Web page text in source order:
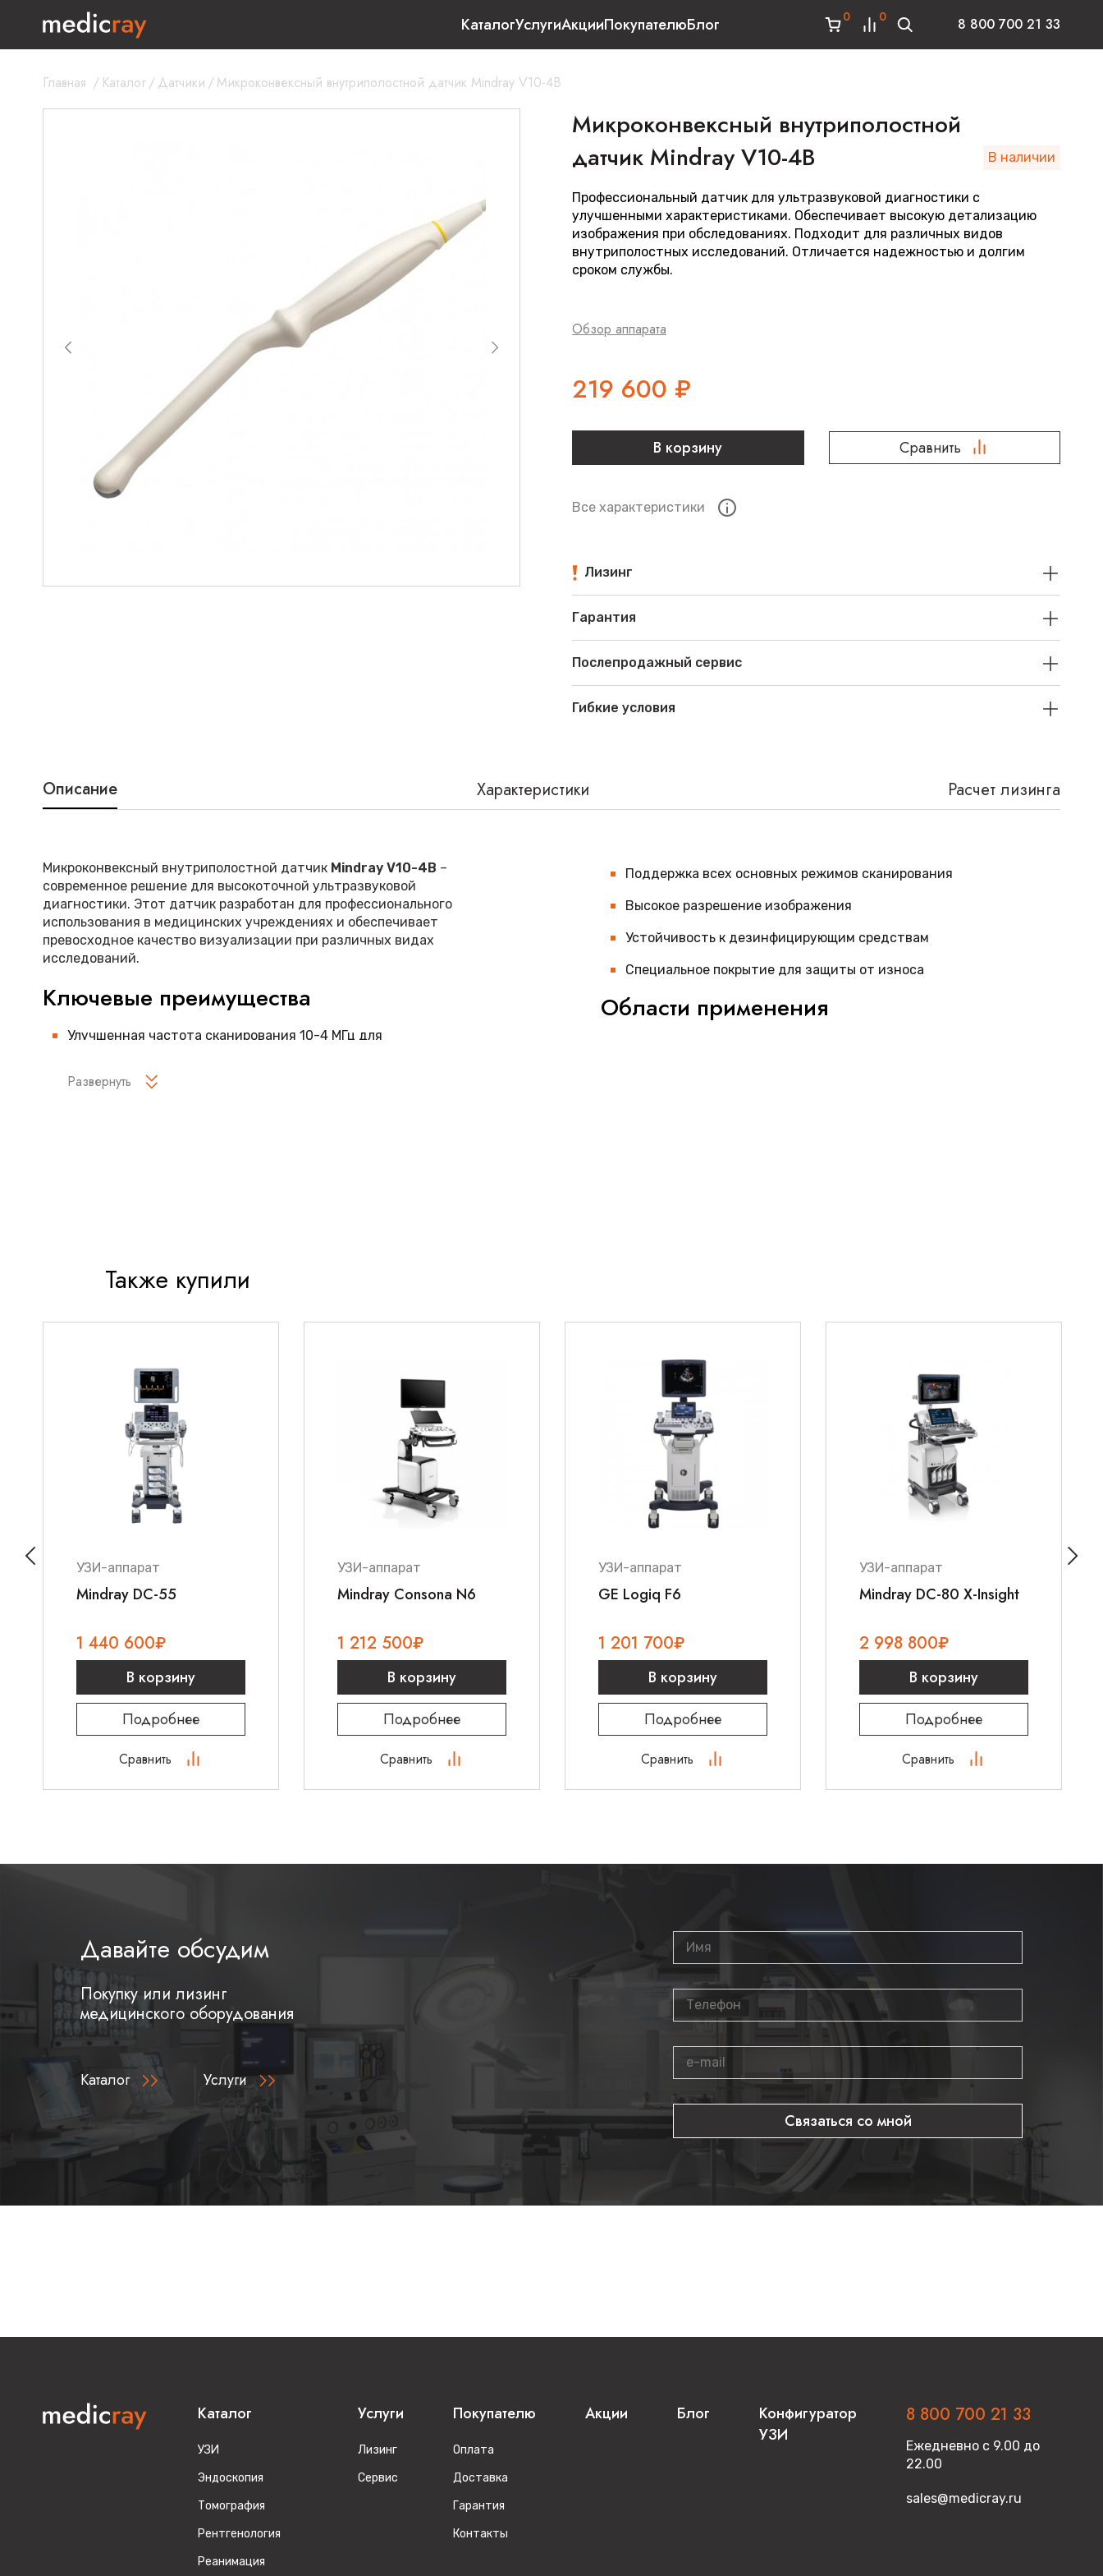
КаталогУслугиАкцииПокупателюБлог 0 0 8 800 700 21 33
Главная / Каталог/Датчики /Микроконвексный внутриполостной датчик Mindray V10-4B
Микроконвексный внутриполостной
датчик Mindray V10-4B
В наличии
Профессиональный датчик для ультразвуковой диагностики с
улучшенными характеристиками. Обеспечивает высокую детализацию
изображения при обследованиях. Подходит для различных видов
внутриполостных исследований. Отличается надежностью и долгим
сроком службы.
Обзор аппарата
219 600 ₽
В корзину Сравнить
Все характеристики
Лизинг
Гарантия
Послепродажный сервис
Гибкие условия
Описание Характеристики Расчет лизинга
Микроконвексный внутриполостной датчик Mindray V10-4B –
современное решение для высокоточной ультразвуковой
диагностики. Этот датчик разработан для профессионального
использования в медицинских учреждениях и обеспечивает
превосходное качество визуализации при различных видах
исследований.
Ключевые преимущества
Улучшенная частота сканирования 10-4 МГц для
Эргономичная конструкция для удобства работы специалиста
Основные характеристики
Количество кристаллов: 192
Угол сканирования: 160°
Радиус рабочей поверхности: 10 мм
Функциональные особенности
Поддержка всех основных режимов сканирования
Высокое разрешение изображения
Устойчивость к дезинфицирующим средствам
Специальное покрытие для защиты от износа
Области применения
Как приобрести
Купить микроконвексный внутриполостной датчик
вы можете в нашем интернет-магазине. Мы предлагаем оригинальную
продукцию с гарантией качества, быструю доставку и
профессиональную консультацию. Для оформления заказа или
получения дополнительной информации звоните по телефону
Развернуть
Также купили
УЗИ-аппарат
Mindray DC-55
1 440 600₽
В корзину
Подробнее
Сравнить
УЗИ-аппарат
Mindray Consona N6
1 212 500₽
В корзину
Подробнее
Сравнить
УЗИ-аппарат
GE Logiq F6
1 201 700₽
В корзину
Подробнее
Сравнить
УЗИ-аппарат
Mindray DC-80 X-Insight
2 998 800₽
В корзину
Подробнее
Сравнить
Давайте обсудим
Покупку или лизинг
медицинского оборудования
Каталог
Услуги
Связаться со мной
Каталог
УЗИ
Эндоскопия
Томография
Рентгенология
Реанимация
Услуги
Лизинг
Сервис
Покупателю
Оплата
Доставка
Гарантия
Контакты
Акции Блог
Конфигуратор
УЗИ
8 800 700 21 33
Ежедневно с 9.00 до
22.00
sales@medicray.ru